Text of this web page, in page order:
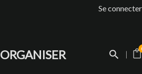
Se connecter
ORGANISER